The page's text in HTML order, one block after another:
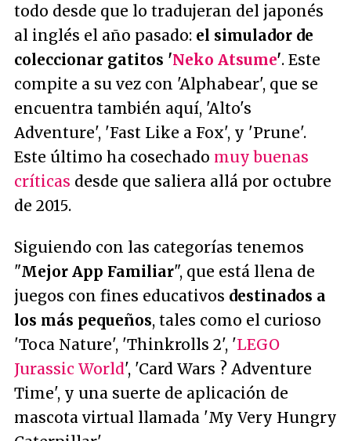
todo desde que lo tradujeran del japonés
al inglés el año pasado: el simulador de
coleccionar gatitos 'Neko Atsume'. Este
compite a su vez con 'Alphabear', que se
encuentra también aquí, 'Alto's
Adventure', 'Fast Like a Fox', y 'Prune'.
Este último ha cosechado muy buenas
críticas desde que saliera allá por octubre
de 2015.
Siguiendo con las categorías tenemos
"Mejor App Familiar", que está llena de
juegos con fines educativos destinados a
los más pequeños, tales como el curioso
'Toca Nature', 'Thinkrolls 2', 'LEGO
Jurassic World', 'Card Wars ? Adventure
Time', y una suerte de aplicación de
mascota virtual llamada 'My Very Hungry